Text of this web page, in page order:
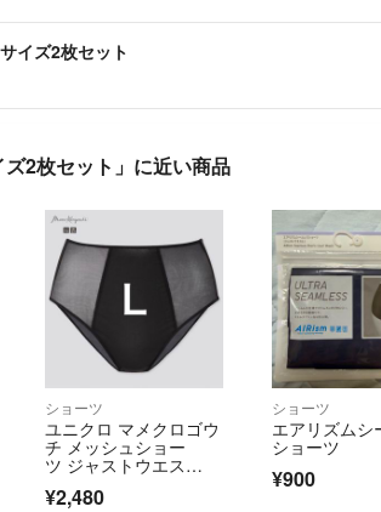
イズ2枚セット
2枚セット」に近い商品
ショーツ
ユニクロ マメクロゴウ
チ メッシュショー
ツ ジャストウエス
ト ブラック L
¥2,480
ショーツ
エアリズムシ
ショーツ
¥900